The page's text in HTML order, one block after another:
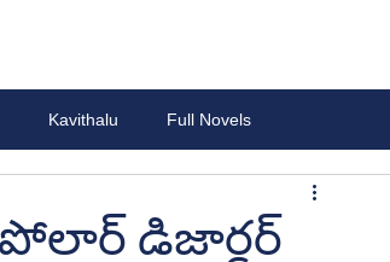
Kavithalu Full Novels
డిజార్డర్